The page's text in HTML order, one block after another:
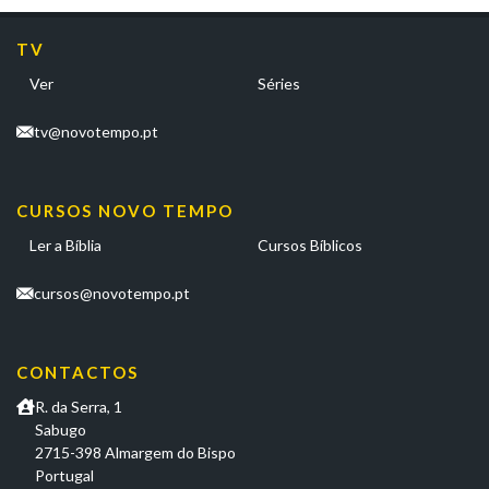
TV
Ver Séries
tv@novotempo.pt
CURSOS NOVO TEMPO
Ler a Bíblia Cursos Bíblicos
cursos@novotempo.pt
CONTACTOS
R. da Serra, 1
Sabugo
2715-398 Almargem do Bispo
Portugal